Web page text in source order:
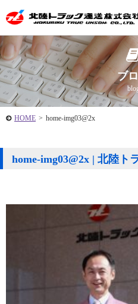
ブ
HOME > home-img03@2x
home-img03@2x | 北陸ト